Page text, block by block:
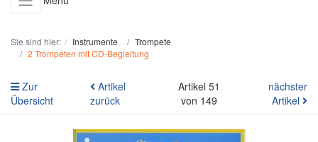
Sie sind hier: Instrumente
Trompete
2 Trompeten mit CD-Begleitung
Zur
Übersicht
Artikel
zurück
Artikel 51
von 149
nächster
Artikel